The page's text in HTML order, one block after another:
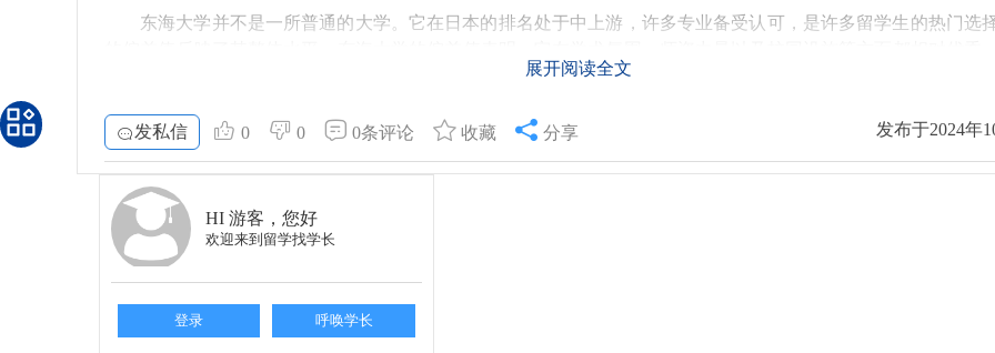
东海大学并不是一所普通的大学。它在日本的排名处于中上游，许多专业备受认可，是许多留学生的热门选
选择东海大学，意味着进入一个有实力和潜力的学习环境。
学术与校园生活
东海大学不仅在学术研究上有着显著的成绩，校园生活同样丰富多彩。留学生在这里还能接触到各种文化
团，结交许多志同道合的朋友。融入这样的氛围，不仅能提高语言能力，还能增强个人的社交能力，拓展人生的多
就业前景
留学归国后的就业问题是我们必须面对的现实。东海大学的学位在日本国内外都享有一定的声誉，毕业生的就
础，让你在找工作时更加自信。
展开阅读全文
发私信 0 0 0条评论 收藏 分享 发布于2024年
HI 游客，您好
欢迎来到留学找学长
登录 呼唤学长